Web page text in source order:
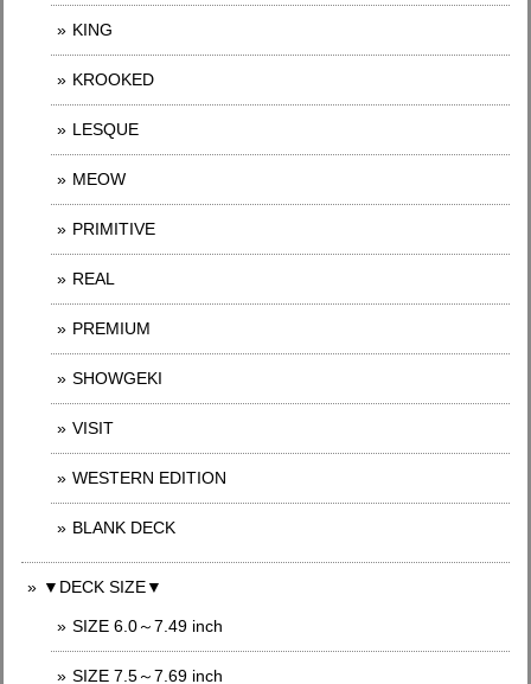
KING
KROOKED
LESQUE
MEOW
PRIMITIVE
REAL
PREMIUM
SHOWGEKI
VISIT
WESTERN EDITION
BLANK DECK
▼DECK SIZE▼
SIZE 6.0～7.49 inch
SIZE 7.5～7.69 inch